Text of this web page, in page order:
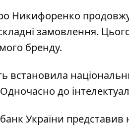
Никифоренко
замовлення.
бренду.
встановила
до
України представив